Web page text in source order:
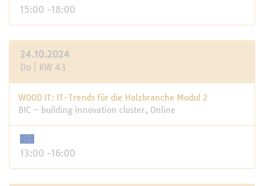
15:00 -18:00
24.10.2024
Do | KW 43
WOOD IT: IT-Trends für die Holzbranche Modul 2
BIC – building innovation cluster, Online
13:00 -16:00